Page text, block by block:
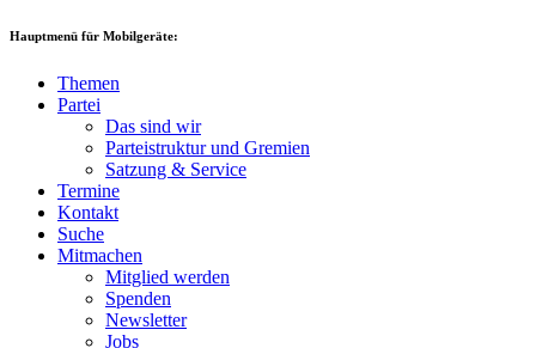
Hauptmenü für Mobilgeräte:
Themen
Partei
Das sind wir
Parteistruktur und Gremien
Satzung & Service
Termine
Kontakt
Suche
Mitmachen
Mitglied werden
Spenden
Newsletter
Jobs